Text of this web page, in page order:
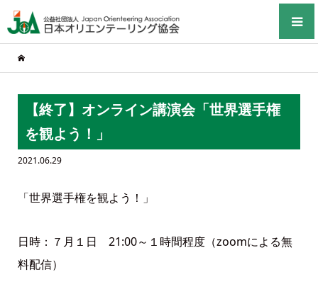
【終了】オンライン講演会「世界選手権
を観よう！」
2021.06.29
「世界選手権を観よう！」
日時：７月１日 21:00～１時間程度（zoomによる無
料配信）